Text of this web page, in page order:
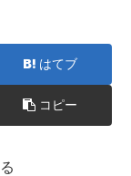
はてブ
コピー